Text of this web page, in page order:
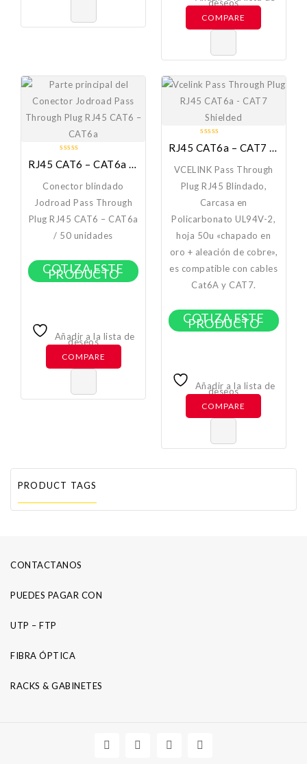
deseos
COMPARE
RJ45 CAT6 – CAT6a Jodroad Pass Through Shielded
0
of
Conector blindado
Jodroad Pass Through
Plug RJ45 CAT6 – CAT6a
/ 50 unidades
COTIZA ESTE
PRODUCTO
Añadir a la lista de
deseos
COMPARE
RJ45 CAT6a – CAT7 Vcelink Pass Through Plug Shielded
0
of
VCELINK Pass Through
Plug RJ45 Blindado,
Carcasa en
Policarbonato UL94V-2,
hoja 50u «chapado en
oro + aleación de cobre»,
es compatible con cables
Cat6A y CAT7.
COTIZA ESTE
PRODUCTO
Añadir a la lista de
deseos
COMPARE
PRODUCT TAGS
CONTACTANOS
PUEDES PAGAR CON
UTP – FTP
FIBRA ÓPTICA
RACKS & GABINETES